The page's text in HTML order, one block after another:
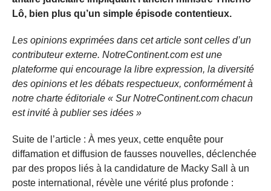
Lô, bien plus qu’un simple épisode contentieux.
Les opinions exprimées dans cet article sont celles d’un
contributeur externe. NotreContinent.com est une
plateforme qui encourage la libre expression, la diversité
des opinions et les débats respectueux, conformément à
notre charte éditoriale « Sur NotreContinent.com chacun
est invité à publier ses idées »
Suite de l’article : À mes yeux, cette enquête pour
diffamation et diffusion de fausses nouvelles, déclenchée
par des propos liés à la candidature de Macky Sall à un
poste international, révèle une vérité plus profonde :